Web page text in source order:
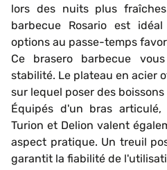
lors des nuits plus
barbecue Rosario est
options au passe-temps
Ce brasero barbecue
stabilité. Le plateau en acier
sur lequel poser des
Équipés d'un bras
Turion et Delion valent
aspect pratique. Un treuil
garantit la fiabilité de